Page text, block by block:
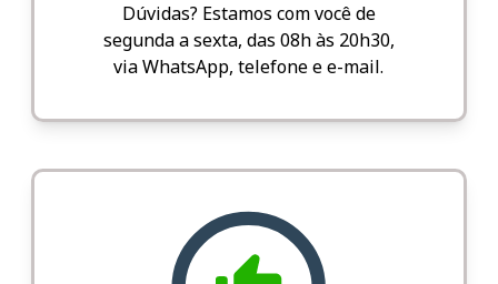
Dúvidas? Estamos com você de
segunda a sexta, das 08h às 20h30,
via WhatsApp, telefone e e-mail.